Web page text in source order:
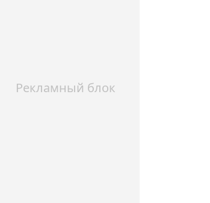
Рекламный блок